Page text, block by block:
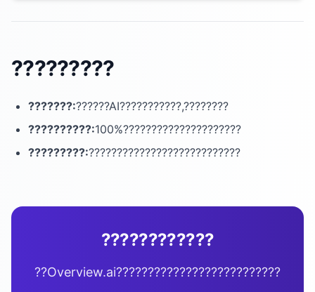
?????????
???????:??????AI???????????,????????
??????????:100%?????????????????????
?????????:???????????????????????????
????????????
??Overview.ai??????????????????????????